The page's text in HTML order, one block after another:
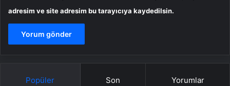
adresim ve site adresim bu tarayıcıya kaydedilsin.
Popüler Son Yorumlar